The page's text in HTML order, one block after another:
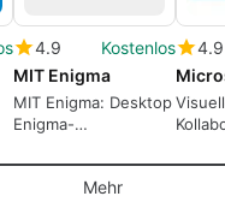
4.9
Kostenlos
MIT Enigma
MIT Enigma: Desktop
Enigma-
zur
Textverschlüsselung
4.9
und
Mehr